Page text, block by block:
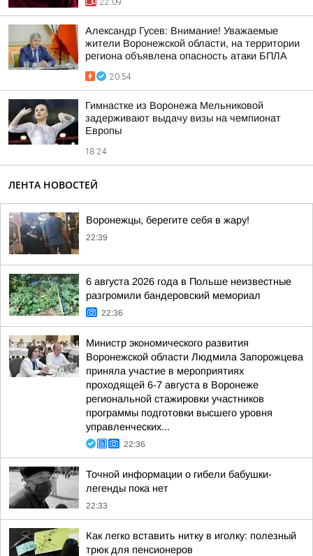
22:09
Александр Гусев: Внимание! Уважаемые
жители Воронежской области, на территории
региона объявлена опасность атаки БПЛА
20:54
Гимнастке из Воронежа Мельниковой
задерживают выдачу визы на чемпионат
Европы
18:24
ЛЕНТА НОВОСТЕЙ
Воронежцы, берегите себя в жару!
22:39
6 августа 2026 года в Польше неизвестные
разгромили бандеровский мемориал
22:36
Министр экономического развития
Воронежской области Людмила Запорожцева
приняла участие в мероприятиях
проходящей 6-7 августа в Воронеже
региональной стажировки участников
программы подготовки высшего уровня
управленческих...
22:36
Точной информации о гибели бабушки-
легенды пока нет
22:33
Как легко вставить нитку в иголку: полезный
трюк для пенсионеров